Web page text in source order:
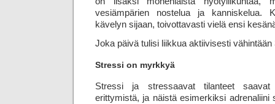
vesiämpärien nostelua ja kanniskelua.
kävelyn sijaan, toivottavasti vielä ensi
Joka päivä tulisi liikkua aktiivisesti vähintään
Stressi on myrkkyä
Stressi ja stressaavat tilanteet saavat
erittymistä, ja näistä esimerkiksi adrenaliini